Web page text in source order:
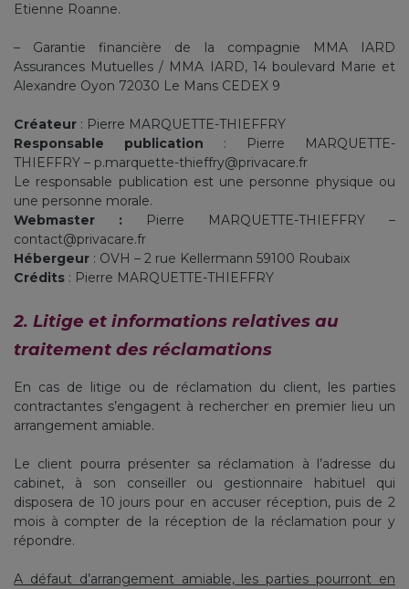
Etienne Roanne.
– Garantie financière de la compagnie MMA IARD
Assurances Mutuelles / MMA IARD, 14 boulevard Marie et
Alexandre Oyon 72030 Le Mans CEDEX 9
Créateur : Pierre MARQUETTE-THIEFFRY
Responsable publication : Pierre MARQUETTE-
THIEFFRY – p.marquette-thieffry@privacare.fr
Le responsable publication est une personne physique ou
une personne morale.
Webmaster : Pierre MARQUETTE-THIEFFRY –
contact@privacare.fr
Hébergeur : OVH – 2 rue Kellermann 59100 Roubaix
Crédits : Pierre MARQUETTE-THIEFFRY
2. Litige et informations relatives au
traitement des réclamations
En cas de litige ou de réclamation du client, les parties
contractantes s’engagent à rechercher en premier lieu un
arrangement amiable.
Le client pourra présenter sa réclamation à l’adresse du
cabinet, à son conseiller ou gestionnaire habituel qui
disposera de 10 jours pour en accuser réception, puis de 2
mois à compter de la réception de la réclamation pour y
répondre.
A défaut d’arrangement amiable, les parties pourront en